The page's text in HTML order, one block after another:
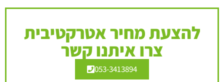
להצעת מחיר אטרקטיבית
צרו איתנו קשר
053-3413894